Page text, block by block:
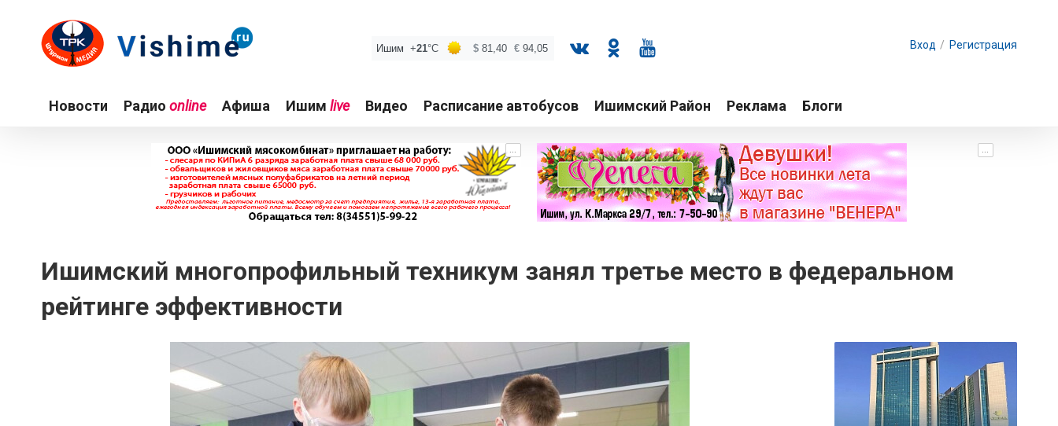
Вход / Регистрация
Новости Радио online Афиша Ишим live Видео Расписание автобусов Ишимский Район Реклама Блоги
... ...
Ишимский многопрофильный техникум занял третье место в федеральном
рейтинге эффективности